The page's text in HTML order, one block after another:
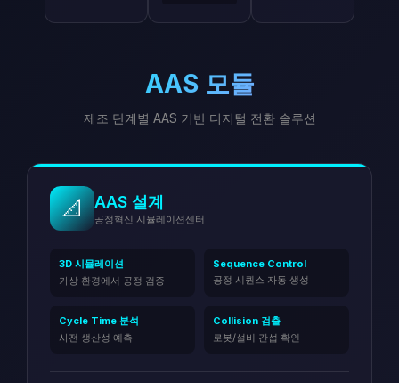
AAS 모듈
제조 단계별 AAS 기반 디지털 전환 솔루션
📐 AAS 설계
공정혁신 시뮬레이션센터
3D 시뮬레이션
가상 환경에서 공정 검증
Sequence Control
공정 시퀀스 자동 생성
Cycle Time 분석
사전 생산성 예측
Collision 검출
로봇/설비 간섭 확인